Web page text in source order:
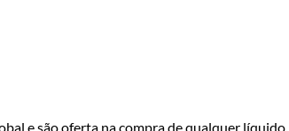
e são oferta na compra de qualquer líquido.